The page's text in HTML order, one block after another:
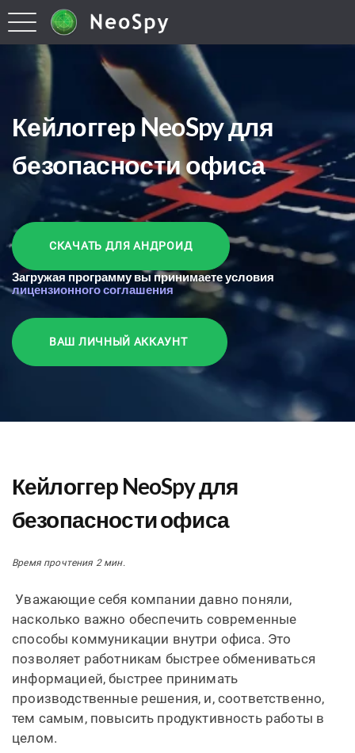
Кейлоггер NeoSpy для
безопасности офиса
СКАЧАТЬ ДЛЯ АНДРОИД
Загружая программу вы принимаете условия
лицензионного соглашения
ВАШ ЛИЧНЫЙ АККАУНТ
Кейлоггер NeoSpy для
безопасности офиса
Время прочтения 2 мин.
Уважающие себя компании давно поняли,
насколько важно обеспечить современные
способы коммуникации внутри офиса. Это
позволяет работникам быстрее обмениваться
информацией, быстрее принимать
производственные решения, и, соответственно,
тем самым, повысить продуктивность работы в
целом.